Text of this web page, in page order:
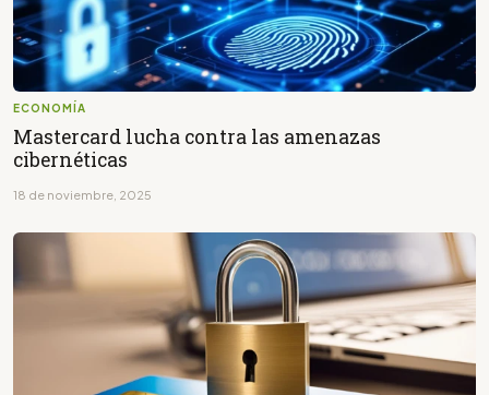
ECONOMÍA
Mastercard lucha contra las amenazas
cibernéticas
18 de noviembre, 2025